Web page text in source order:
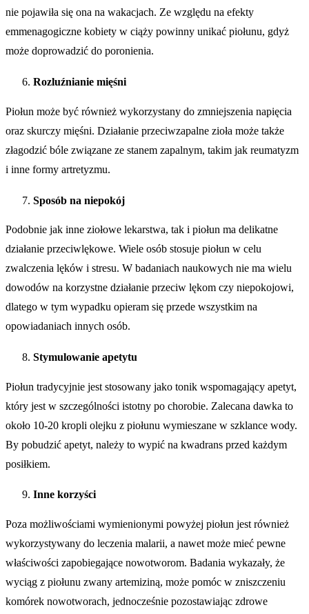
nie pojawiła się ona na wakacjach. Ze względu na efekty
emmenagogiczne kobiety w ciąży powinny unikać piołunu, gdyż
może doprowadzić do poronienia.
Rozluźnianie mięśni
Piołun może być również wykorzystany do zmniejszenia napięcia
oraz skurczy mięśni. Działanie przeciwzapalne zioła może także
złagodzić bóle związane ze stanem zapalnym, takim jak reumatyzm
i inne formy artretyzmu.
Sposób na niepokój
Podobnie jak inne ziołowe lekarstwa, tak i piołun ma delikatne
działanie przeciwlękowe. Wiele osób stosuje piołun w celu
zwalczenia lęków i stresu. W badaniach naukowych nie ma wielu
dowodów na korzystne działanie przeciw lękom czy niepokojowi,
dlatego w tym wypadku opieram się przede wszystkim na
opowiadaniach innych osób.
Stymulowanie apetytu
Piołun tradycyjnie jest stosowany jako tonik wspomagający apetyt,
który jest w szczególności istotny po chorobie. Zalecana dawka to
około 10-20 kropli olejku z piołunu wymieszane w szklance wody.
By pobudzić apetyt, należy to wypić na kwadrans przed każdym
posiłkiem.
Inne korzyści
Poza możliwościami wymienionymi powyżej piołun jest również
wykorzystywany do leczenia malarii, a nawet może mieć pewne
właściwości zapobiegające nowotworom. Badania wykazały, że
wyciąg z piołunu zwany artemiziną, może pomóc w zniszczeniu
komórek nowotworach, jednocześnie pozostawiając zdrowe